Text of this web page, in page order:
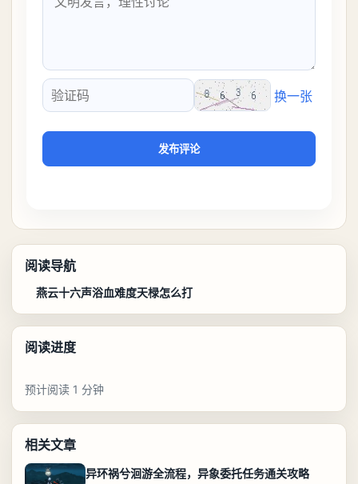
验证码
换一张
发布评论
阅读导航
燕云十六声浴血难度天椂怎么打
阅读进度
预计阅读 1 分钟
相关文章
异环祸兮洄游全流程，异象委托任务通关攻略